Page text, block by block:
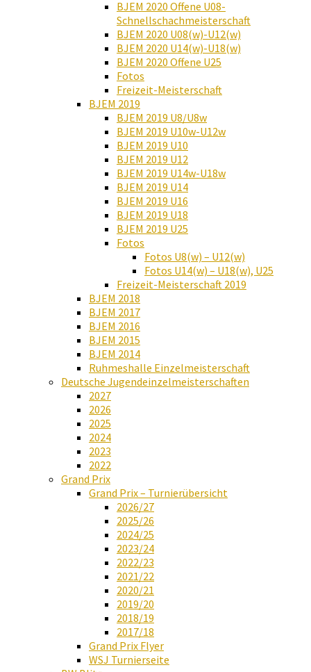
BJEM 2020 Offene U08-
Schnellschachmeisterschaft
BJEM 2020 U08(w)-U12(w)
BJEM 2020 U14(w)-U18(w)
BJEM 2020 Offene U25
Fotos
Freizeit-Meisterschaft
BJEM 2019
BJEM 2019 U8/U8w
BJEM 2019 U10w-U12w
BJEM 2019 U10
BJEM 2019 U12
BJEM 2019 U14w-U18w
BJEM 2019 U14
BJEM 2019 U16
BJEM 2019 U18
BJEM 2019 U25
Fotos
Fotos U8(w) – U12(w)
Fotos U14(w) – U18(w), U25
Freizeit-Meisterschaft 2019
BJEM 2018
BJEM 2017
BJEM 2016
BJEM 2015
BJEM 2014
Ruhmeshalle Einzelmeisterschaft
Deutsche Jugendeinzelmeisterschaften
2027
2026
2025
2024
2023
2022
Grand Prix
Grand Prix – Turnierübersicht
2026/27
2025/26
2024/25
2023/24
2022/23
2021/22
2020/21
2019/20
2018/19
2017/18
Grand Prix Flyer
WSJ Turnierseite